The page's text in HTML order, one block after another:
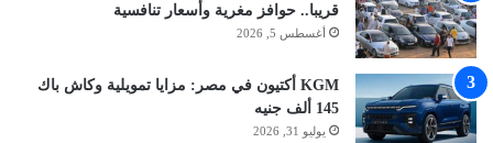
قريبا.. حوافز مغرية وأسعار تنافسية
أغسطس 5, 2026
KGM أكتيون في مصر: مزايا تمويلية وكاش باك
145 ألف جنيه
يوليو 31, 2026